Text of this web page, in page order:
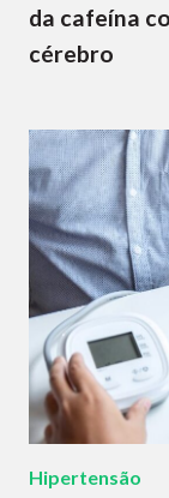
da cafeína
cérebro
Hipertensão